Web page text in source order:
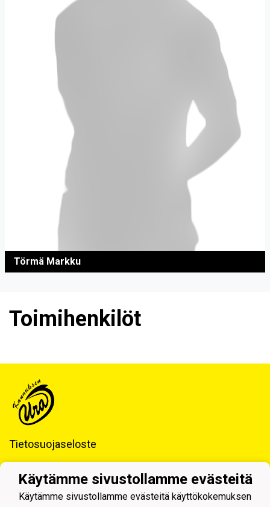
Törmä Markku
Toimihenkilöt
Tietosuojaseloste
Kannuksen Ura ry
Tilitoimisto LKT Oy
Tukkitie 4, 69100 KANNUS
Käytämme sivustollamme evästeitä
Käytämme sivustollamme evästeitä käyttökokemuksen